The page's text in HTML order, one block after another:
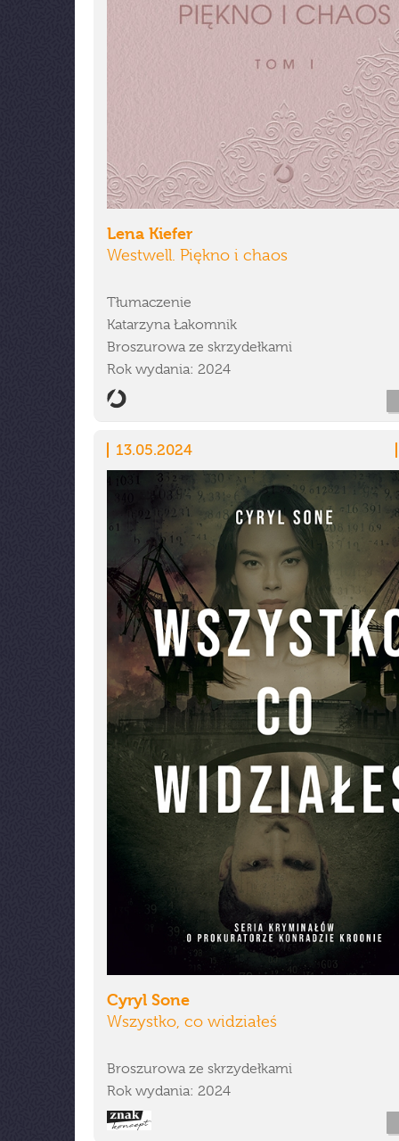
Lena Kiefer
Westwell. Piękno i chaos
Tłumaczenie
Katarzyna Łakomnik
Broszurowa ze skrzydełkami
Rok wydania: 2024
13.05.2024
Cyryl Sone
Wszystko, co widziałeś
Broszurowa ze skrzydełkami
Rok wydania: 2024